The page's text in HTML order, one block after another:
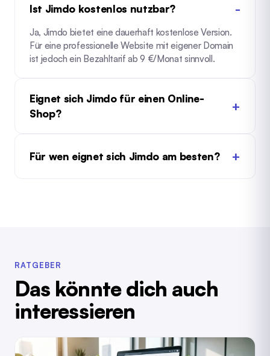
Ist Jimdo kostenlos nutzbar?
Ja, Jimdo bietet eine dauerhaft kostenlose Version.
Für eine professionelle Website mit eigener Domain
ist jedoch ein Bezahltarif ab 9 €/Monat sinnvoll.
Eignet sich Jimdo für einen Online-
Shop?
Für wen eignet sich Jimdo am besten?
RATGEBER
Das könnte dich auch
interessieren